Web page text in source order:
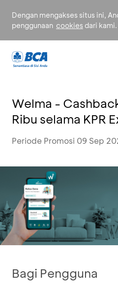
Dengan mengakses situs ini,
penggunaan cookies dari kami.
Welma -
Ribu selama KPR
Periode Promosi 09 Sep
Bagi Pengguna